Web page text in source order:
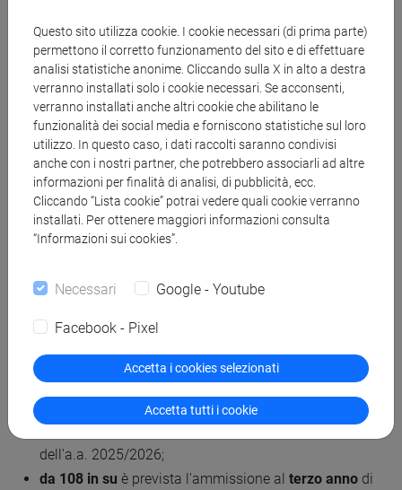
decadenza;
corsi singoli;
stage/tirocinio/attività lavorativa;
contemporanea iscrizione.
Anno di immatricolazione
L’anno di iscrizione verrà determinato sulla base del numero
di crediti riconosciuti:
fino a 47 CFU , è prevista l'ammissione al
immatricolazione e farai riferimento al piano di studio
dell'a.a. 2026/2027;
da 48 a 107 CFU, è prevista l'ammissione alsecondo
di corso: dovrai compilare la domanda di
immatricolazione e farai riferimento al piano di studio
dell'a.a. 2025/2026;
da 108 in su è prevista l'ammissione al terzo anno di
Questo sito utilizza cookie. I cookie necessari (di prima parte)
permettono il corretto funzionamento del sito e di effettuare
analisi statistiche anonime. Cliccando sulla X in alto a destra
verranno installati solo i cookie necessari. Se acconsenti,
verranno installati anche altri cookie che abilitano le
funzionalità dei social media e forniscono statistiche sul loro
utilizzo. In questo caso, i dati raccolti saranno condivisi
anche con i nostri partner, che potrebbero associarli ad altre
informazioni per finalità di analisi, di pubblicità, ecc.
Cliccando “Lista cookie” potrai vedere quali cookie verranno
installati. Per ottenere maggiori informazioni consulta
“Informazioni sui cookies”.
Necessari Google - Youtube
Facebook - Pixel
Accetta i cookies selezionati
Accetta tutti i cookie